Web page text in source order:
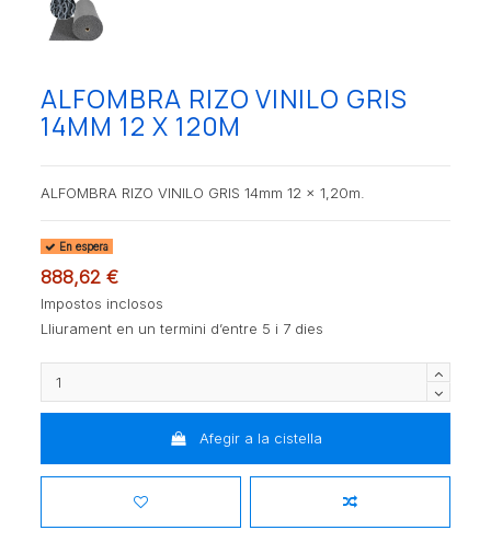
ALFOMBRA RIZO VINILO GRIS
14MM 12 X 120M
ALFOMBRA RIZO VINILO GRIS 14mm 12 x 1,20m.
En espera
888,62 €
Impostos inclosos
Lliurament en un termini d’entre 5 i 7 dies
Afegir a la cistella